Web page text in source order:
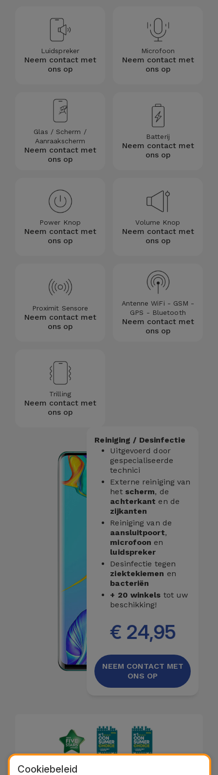
alles
Luidspreker
Neem contact met
ons op
Microfoon
Neem contact met
ons op
Glas / Scherm /
Aanraakscherm
Neem contact met
ons op
Batterij
Neem contact met
ons op
Power Knop
Neem contact met
ons op
Volume Knop
Neem contact met
ons op
Proximit Sensore
Neem contact met
ons op
Antenne WiFi - GSM -
GPS - Bluetooth
Neem contact met
ons op
Trilling
Neem contact met
ons op
Reiniging / Desinfectie
Uitgevoerd door
gespecialiseerde
technici
Externe reiniging van
het scherm, de
achterkant en de
zijkanten
Reiniging van de
aansluitpoort,
microfoon en
luidspreker
Desinfectie tegen
ziektekiemen en
bacteriën
+ 20 winkels tot uw
beschikking!
€ 24,95
NEEM CONTACT MET
ONS OP
Cookiebeleid